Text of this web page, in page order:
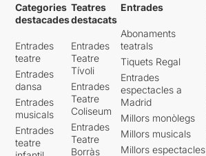
Categories
destacades
Entrades
teatre
Entrades
dansa
Entrades
musicals
Entrades
teatre
Teatres
destacats
Entrades
Teatre
Tívoli
Entrades
Teatre
Coliseum
Entrades
Teatre
Borràs
Entrades
Abonaments
teatrals
Tiquets Regal
Entrades
espectacles a
Madrid
Millors monòlegs
Millors musicals
Millors espectacles